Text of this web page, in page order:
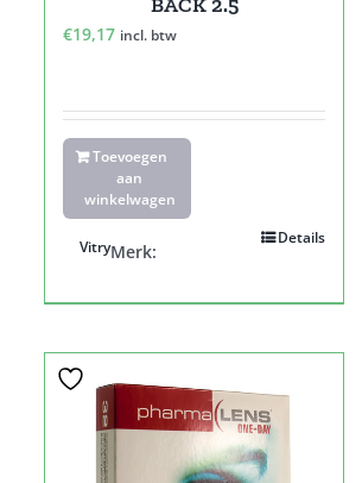
€19,17 incl. btw
Toevoegen
aan
winkelwagen
Details
Merk:
Vitry